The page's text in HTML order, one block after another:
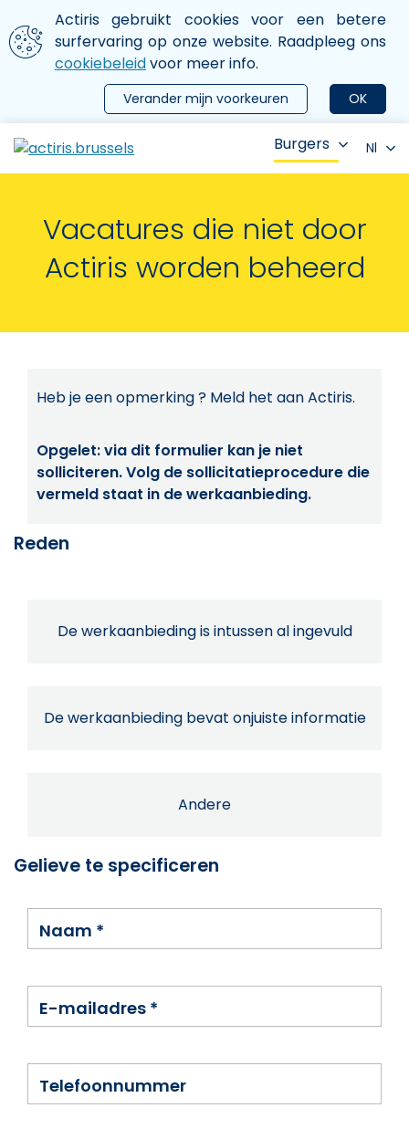
Aller au contenu principal
We gebruiken cookies
Actiris gebruikt cookies voor een betere
surfervaring op onze website. Raadpleeg ons
cookiebeleidvoor meer info.
OK
Verander mijn voorkeuren
le menu
Burgers Nl
Vacatures die niet door
Actiris worden beheerd
Heb je een opmerking ? Meld het aan Actiris.
Opgelet: via dit formulier kan je niet
solliciteren. Volg de sollicitatieprocedure die
vermeld staat in de werkaanbieding.
Reden
De werkaanbieding is intussen al ingevuld
De werkaanbieding bevat onjuiste informatie
Andere
Gelieve te specificeren
Naam *
E-mailadres *
Telefoonnummer